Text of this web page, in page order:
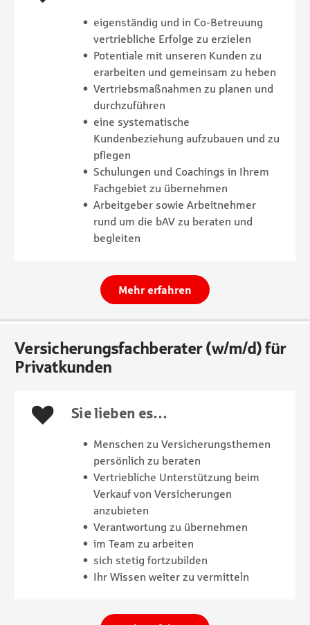
eigenständig und in Co-Betreuung
vertriebliche Erfolge zu erzielen
Potentiale mit unseren Kunden zu
erarbeiten und gemeinsam zu heben
Vertriebsmaßnahmen zu planen und
durchzuführen
eine systematische
Kundenbeziehung aufzubauen und zu
pflegen
Schulungen und Coachings in Ihrem
Fachgebiet zu übernehmen
Arbeitgeber sowie Arbeitnehmer
rund um die bAV zu beraten und
begleiten
Mehr erfahren
Versicherungsfachberater (w/m/d) für
Privatkunden
Sie lieben es…
Menschen zu Versicherungsthemen
persönlich zu beraten
Vertriebliche Unterstützung beim
Verkauf von Versicherungen
anzubieten
Verantwortung zu übernehmen
im Team zu arbeiten
sich stetig fortzubilden
Ihr Wissen weiter zu vermitteln